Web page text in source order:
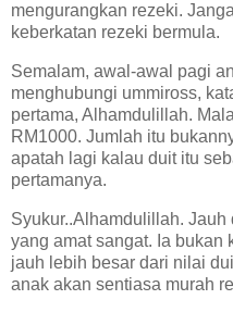
mengurangkan rezeki.
keberkatan rezeki bermula.
Semalam, awal-awal pagi
menghubungi ummiross,
pertama, Alhamdulillah.
RM1000. Jumlah itu
apatah lagi kalau duit itu
pertamanya.
Syukur..Alhamdulillah.
yang amat sangat. Ia bukan
jauh lebih besar dari nilai
anak akan sentiasa murah